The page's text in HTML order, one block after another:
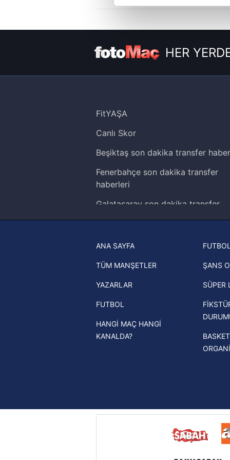
çerezler vasıtasıyla çeşitli
amacıyla kullanılmaktadır.
reklam/pazarlama faaliyetlerinin
6698 sayılı Kişisel Verilerin
mevzuata uygun olarak
HER
FitYAŞA
Canlı Skor
Beşiktaş son dakika transfer
Fenerbahçe son dakika transfer
haberleri
Galatasaray son dakika transfer
haberleri
Trendyol Süper Lig haberleri
Ziraat Türkiye Kupası haberleri
UEFA Şampiyonlar Ligi haberleri
UEFA Avrupa Ligi haberleri
UEFA Konferans Ligi haberleri
ANA SAYFA
TÜM MANŞETLER
YAZARLAR
FUTBOL
HANGİ MAÇ HANGİ
KANALDA?
ŞANS
SÜPER